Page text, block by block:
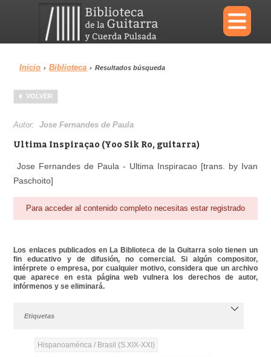
×
Menu
Biblioteca
Área personal
Inicio › Biblioteca › Resultados búsqueda
VOLVER
Autor:Jose Fernandes de Paula
Ultima Inspiraçao (Yoo Sik Ro, guitarra)
Jose Fernandes de Paula - Ultima Inspiracao [trans. by Ivan
Paschoito]
Para acceder al contenido completo necesitas estar registrado
Los enlaces publicados en La Biblioteca de la Guitarra solo tienen un
fin educativo y de difusión, no comercial. Si algún compositor,
intérprete o empresa, por cualquier motivo, considera que un archivo
que aparece en esta página web vulnera los derechos de autor,
infórmenos y se eliminará.
Etiquetas
Hispanoamérica / Brasil (S.XIX-XXI)